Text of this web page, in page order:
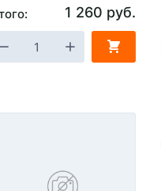
1 260 руб.